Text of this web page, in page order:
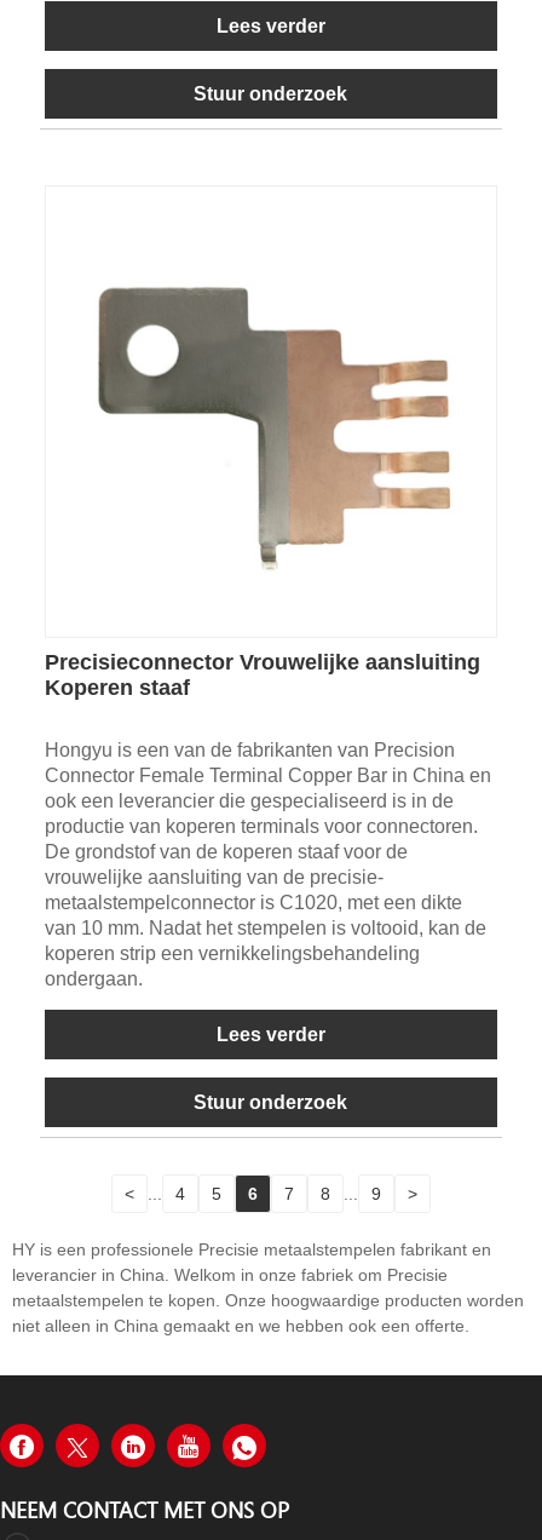
Lees verder
Stuur onderzoek
Precisieconnector Vrouwelijke aansluiting
Koperen staaf
Hongyu is een van de fabrikanten van Precision
Connector Female Terminal Copper Bar in China en
ook een leverancier die gespecialiseerd is in de
productie van koperen terminals voor connectoren.
De grondstof van de koperen staaf voor de
vrouwelijke aansluiting van de precisie-
metaalstempelconnector is C1020, met een dikte
van 10 mm. Nadat het stempelen is voltooid, kan de
koperen strip een vernikkelingsbehandeling
ondergaan.
Lees verder
Stuur onderzoek
< 4 5 6 7 8 9 >
HY is een professionele Precisie metaalstempelen fabrikant en
leverancier in China. Welkom in onze fabriek om Precisie
metaalstempelen te kopen. Onze hoogwaardige producten worden
niet alleen in China gemaakt en we hebben ook een offerte.
NEEM CONTACT MET ONS OP